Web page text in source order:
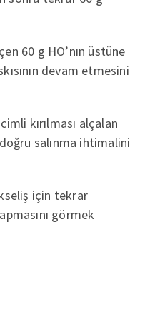
60 g HO’nın üstüne
devam etmesini
kırılması alçalan
salınma ihtimalini
için tekrar
görmek